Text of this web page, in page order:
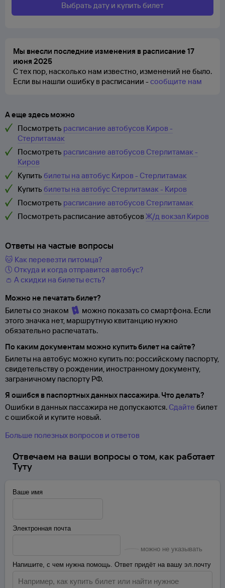
Выбрать дату и купить билет
Мы внесли последние изменения в расписание 17
июня 2025
С тех пор, насколько нам известно, изменений не было.
Если вы нашли ошибку в расписании -сообщите нам
А еще здесь можно
Посмотреть расписание автобусов Киров -
Стерлитамак
Посмотреть расписание автобусов Стерлитамак -
Киров
Купить билеты на автобус Киров - Стерлитамак
Купить билеты на автобус Стерлитамак - Киров
Посмотреть расписание автобусов Стерлитамак
Посмотреть расписание автобусовЖ/д вокзал Киров
Ответы на частые вопросы
🐱 Как перевезти питомца?
🕔 Откуда и когда отправится автобус?
👛 А скидки на билеты есть?
Можно не печатать билет?
Билеты со знаком
можно показать со смартфона. Если
этого значка нет, маршрутную квитанцию нужно
обязательно распечатать.
По каким документам можно купить билет на сайте?
Билеты на автобус можно купить по: российскому паспорту,
свидетельству о рождении, иностранному документу,
заграничному паспорту РФ.
Я ошибся в паспортных данных пассажира. Что делать?
Ошибки в данных пассажира не допускаются. Сдайте билет
с ошибкой и купите новый.
Больше полезных вопросов и ответов
Отвечаем на ваши вопросы о том, как работает
Туту
Ваше имя
Электронная почта
можно не указывать
Напишите, с чем нужна помощь. Ответ придёт на вашу эл.почту